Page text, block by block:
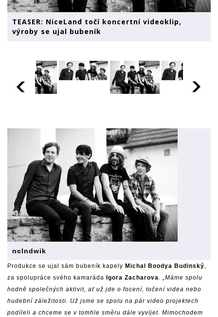
TEASER: NiceLand točí koncertní videoklip,
výroby se ujal bubeník
nclndwik
Produkce se ujal sám bubeník kapely Michal Boodya Budinský,
za spolupráce svého kamaráda
Igora Zacharova. „Máme spolu
hodně společných aktivit, ať už jde o focení, točení videa nebo
hudební záležitosti. Už jsme se spolu na pár video projektech
podíleli a chceme se v tomhle směru dále vyvíjet. Mimochodem